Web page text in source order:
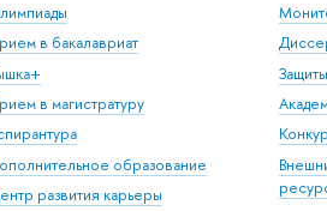
в бакалавриат
в магистратуру
образование
развития карьеры